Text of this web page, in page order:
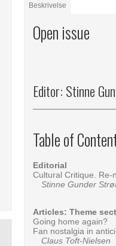
Beskrivelse
Open issue
Editor: Stinne
Table of
Editorial
Cultural Critique. Re-
Stinne Gunder
Articles: Theme
Going home again?
Fan nostalgia in
Claus Toft-Nielsen